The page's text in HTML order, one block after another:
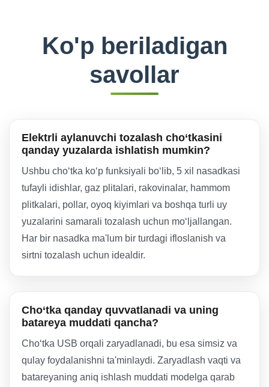
Ko'p beriladigan
savollar
Elektrli aylanuvchi tozalash cho‘tkasini
qanday yuzalarda ishlatish mumkin?
Ushbu cho‘tka ko‘p funksiyali bo‘lib, 5 xil nasadkasi
tufayli idishlar, gaz plitalari, rakovinalar, hammom
plitkalari, pollar, oyoq kiyimlari va boshqa turli uy
yuzalarini samarali tozalash uchun mo‘ljallangan.
Har bir nasadka ma'lum bir turdagi ifloslanish va
sirtni tozalash uchun idealdir.
Cho‘tka qanday quvvatlanadi va uning
batareya muddati qancha?
Cho‘tka USB orqali zaryadlanadi, bu esa simsiz va
qulay foydalanishni ta'minlaydi. Zaryadlash vaqti va
batareyaning aniq ishlash muddati modelga qarab